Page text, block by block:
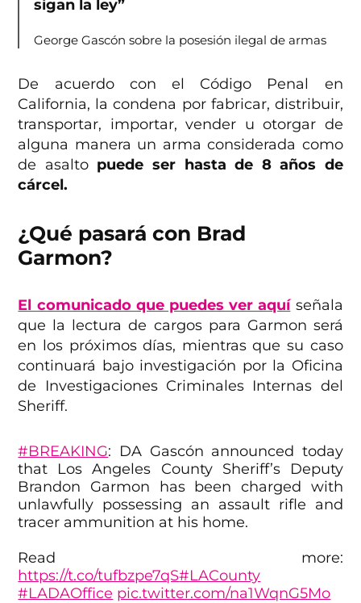
sigan la ley”
George Gascón sobre la posesión ilegal de armas
De acuerdo con el Código Penal en
California, la condena por fabricar, distribuir,
transportar, importar, vender u otorgar de
alguna manera un arma considerada como
de asalto puede ser hasta de 8 años de
cárcel.
¿Qué pasará con Brad
Garmon?
El comunicado que puedes ver aquíseñala
que la lectura de cargos para Garmon será
en los próximos días, mientras que su caso
continuará bajo investigación por la Oficina
de Investigaciones Criminales Internas del
Sheriff.
#BREAKING: DA Gascón announced today
that Los Angeles County Sheriff’s Deputy
Brandon Garmon has been charged with
unlawfully possessing an assault rifle and
tracer ammunition at his home.
Read more:
https://t.co/tufbzpe7qS#LACounty
#LADAOffice pic.twitter.com/na1WqnG5Mo